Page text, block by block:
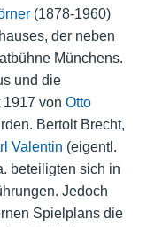
(1878-1960)
der neben
Münchens.
und die
von Otto
Bertolt Brecht,
Valentin (eigentl.
beteiligten sich in
Jedoch
Spielplans die